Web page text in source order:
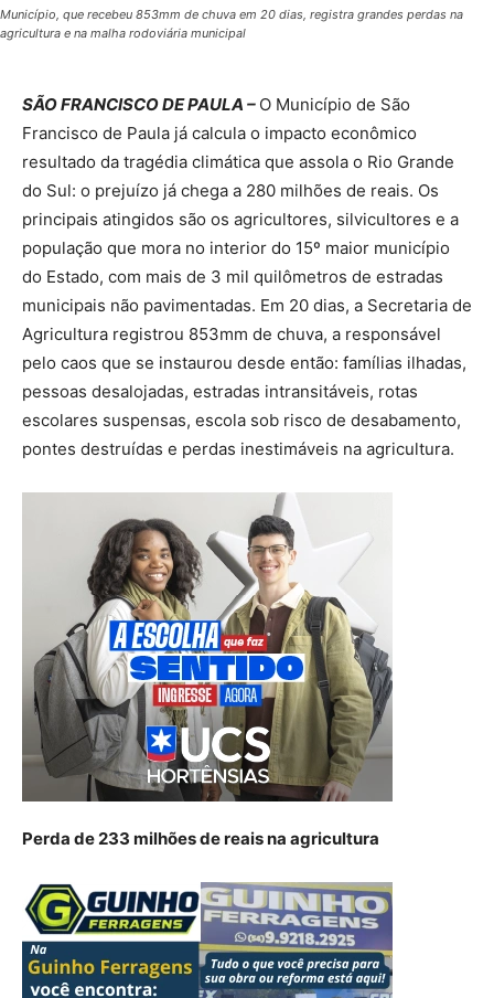
Município, que recebeu 853mm de chuva em 20 dias, registra grandes perdas na
agricultura e na malha rodoviária municipal
SÃO FRANCISCO DE PAULA – O Município de São
Francisco de Paula já calcula o impacto econômico
resultado da tragédia climática que assola o Rio Grande
do Sul: o prejuízo já chega a 280 milhões de reais. Os
principais atingidos são os agricultores, silvicultores e a
população que mora no interior do 15º maior município
do Estado, com mais de 3 mil quilômetros de estradas
municipais não pavimentadas. Em 20 dias, a Secretaria de
Agricultura registrou 853mm de chuva, a responsável
pelo caos que se instaurou desde então: famílias ilhadas,
pessoas desalojadas, estradas intransitáveis, rotas
escolares suspensas, escola sob risco de desabamento,
pontes destruídas e perdas inestimáveis na agricultura.
Perda de 233 milhões de reais na agricultura